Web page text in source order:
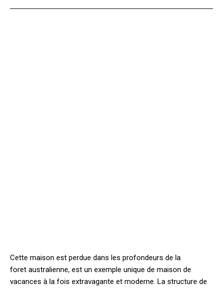
Cette maison est perdue dans les profondeurs de la
foret australienne, est un exemple unique de maison de
vacances à la fois extravagante et moderne. La structure de